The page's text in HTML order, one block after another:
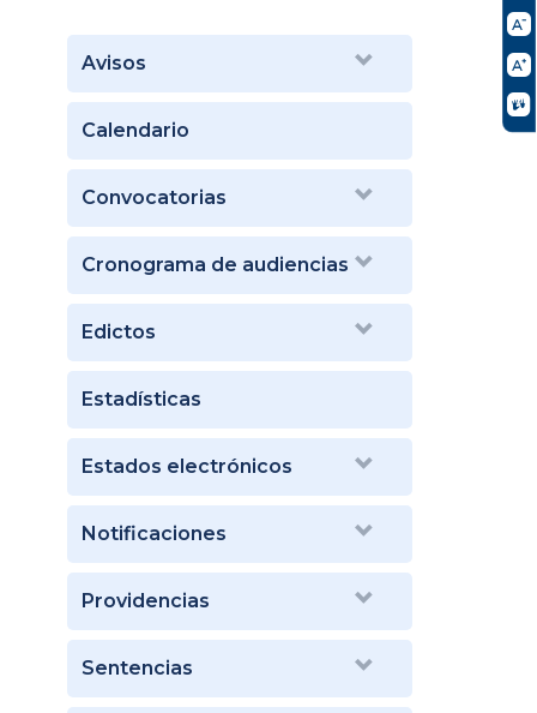
Avisos
Calendario
Convocatorias
Cronograma de audiencias
Edictos
Estadísticas
Estados electrónicos
Notificaciones
Providencias
Sentencias